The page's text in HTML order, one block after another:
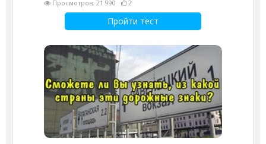
Просмотров: 21 990
2
Пройти тест